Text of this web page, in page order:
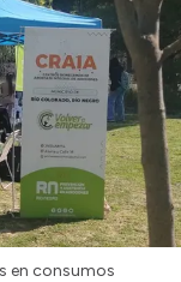
en consumos